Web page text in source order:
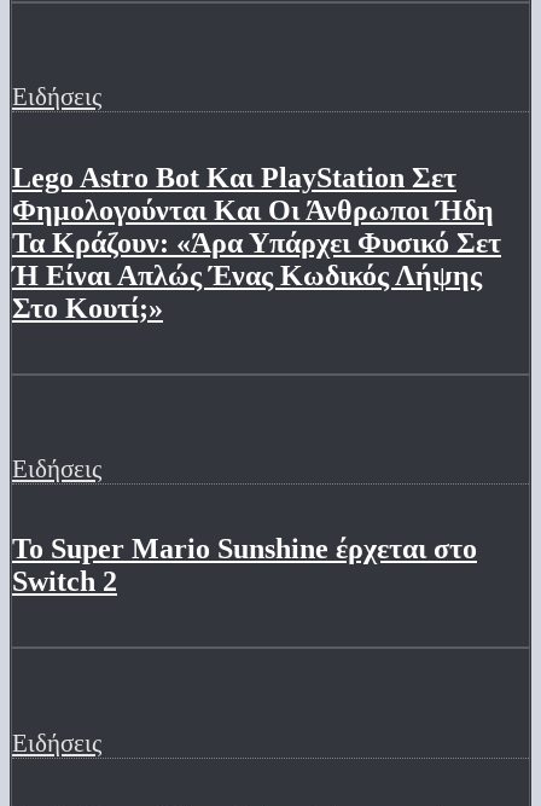
Ειδήσεις
Lego Astro Bot Και PlayStation Σετ
Φημολογούνται Και Οι Άνθρωποι Ήδη
Τα Κράζουν: «Άρα Υπάρχει Φυσικό Σετ
Ή Είναι Απλώς Ένας Κωδικός Λήψης
Στο Κουτί;»
Ειδήσεις
Το Super Mario Sunshine έρχεται στο
Switch 2
Ειδήσεις